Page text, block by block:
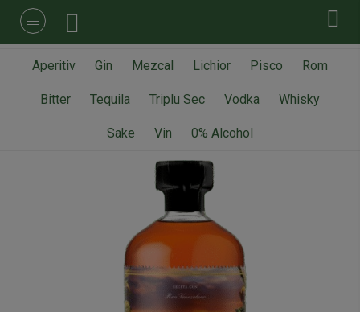
Aperitiv Gin Mezcal Lichior Pisco Rom
Bitter Tequila Triplu Sec Vodka Whisky
Sake Vin 0% Alcohol